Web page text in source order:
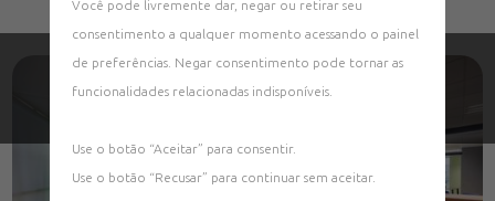
Você pode livremente dar, negar ou retirar seu
consentimento a qualquer momento acessando o painel
de preferências. Negar consentimento pode tornar as
funcionalidades relacionadas indisponíveis.
Use o botão “Aceitar” para consentir.
Use o botão “Recusar” para continuar sem aceitar.